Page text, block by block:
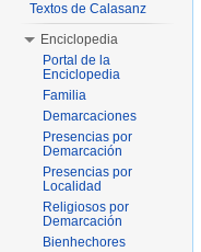
Textos de Calasanz
Enciclopedia
Portal de la
Enciclopedia
Familia
Demarcaciones
Presencias por
Demarcación
Presencias por
Localidad
Religiosos por
Demarcación
Bienhechores